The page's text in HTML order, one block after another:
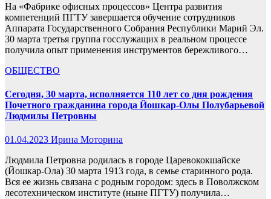
На «Фабрике офисных процессов» Центра развития
компетенций ПГТУ завершается обучение сотрудников
Аппарата Государственного Собрания Республики Марий Эл.
30 марта третья группа госслужащих в реальном процессе
получила опыт применения инструментов бережливого…
ОБЩЕСТВО
Сегодня, 30 марта, исполняется 110 лет со дня рождения
Почетного гражданина города Йошкар-Олы Полубарьевой
Людмилы Петровны
01.04.2023 Ирина Моторина
Людмила Петровна родилась в городе Царевококшайске
(Йошкар-Ола) 30 марта 1913 года, в семье старинного рода.
Вся ее жизнь связана с родным городом: здесь в Поволжском
лесотехническом институте (ныне ПГТУ) получила…